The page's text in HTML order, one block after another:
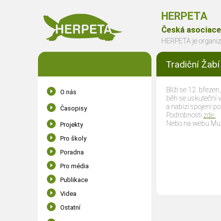
O nás
Dokumenty
Členství
Časopisy
Časopisy
Projekty
Pro školy
Poradna
Pro média
Publikace
Videa
Ostatní
HERPETA
Česká
HERPETA je
Tradiční
Blíží se 12.
běh se uskuteční
a nabízí spojení
Podrobnosti zde.
Nebo na webu